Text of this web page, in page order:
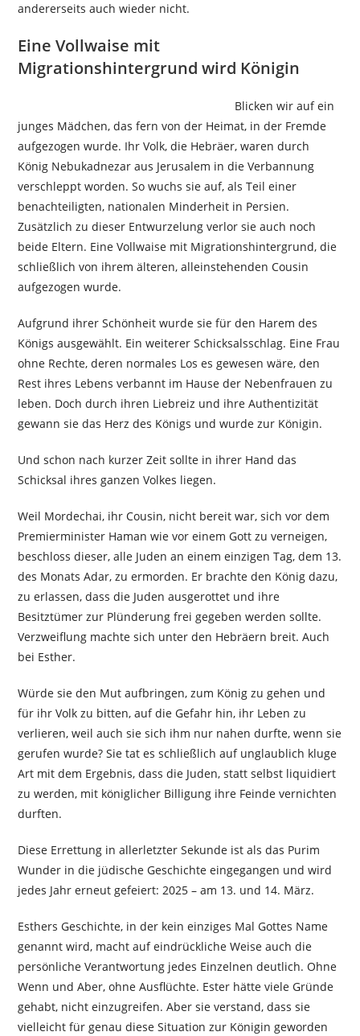
andererseits auch wieder nicht.
Eine Vollwaise mit
Migrationshintergrund wird Königin
Blicken wir auf ein
junges Mädchen, das fern von der Heimat, in der Fremde
aufgezogen wurde. Ihr Volk, die Hebräer, waren durch
König Nebukadnezar aus Jerusalem in die Verbannung
verschleppt worden. So wuchs sie auf, als Teil einer
benachteiligten, nationalen Minderheit in Persien.
Zusätzlich zu dieser Entwurzelung verlor sie auch noch
beide Eltern. Eine Vollwaise mit Migrationshintergrund, die
schließlich von ihrem älteren, alleinstehenden Cousin
aufgezogen wurde.
Aufgrund ihrer Schönheit wurde sie für den Harem des
Königs ausgewählt. Ein weiterer Schicksalsschlag. Eine Frau
ohne Rechte, deren normales Los es gewesen wäre, den
Rest ihres Lebens verbannt im Hause der Nebenfrauen zu
leben. Doch durch ihren Liebreiz und ihre Authentizität
gewann sie das Herz des Königs und wurde zur Königin.
Und schon nach kurzer Zeit sollte in ihrer Hand das
Schicksal ihres ganzen Volkes liegen.
Weil Mordechai, ihr Cousin, nicht bereit war, sich vor dem
Premierminister Haman wie vor einem Gott zu verneigen,
beschloss dieser, alle Juden an einem einzigen Tag, dem 13.
des Monats Adar, zu ermorden. Er brachte den König dazu,
zu erlassen, dass die Juden ausgerottet und ihre
Besitztümer zur Plünderung frei gegeben werden sollte.
Verzweiflung machte sich unter den Hebräern breit. Auch
bei Esther.
Würde sie den Mut aufbringen, zum König zu gehen und
für ihr Volk zu bitten, auf die Gefahr hin, ihr Leben zu
verlieren, weil auch sie sich ihm nur nahen durfte, wenn sie
gerufen wurde? Sie tat es schließlich auf unglaublich kluge
Art mit dem Ergebnis, dass die Juden, statt selbst liquidiert
zu werden, mit königlicher Billigung ihre Feinde vernichten
durften.
Diese Errettung in allerletzter Sekunde ist als das Purim
Wunder in die jüdische Geschichte eingegangen und wird
jedes Jahr erneut gefeiert: 2025 – am 13. und 14. März.
Esthers Geschichte, in der kein einziges Mal Gottes Name
genannt wird, macht auf eindrückliche Weise auch die
persönliche Verantwortung jedes Einzelnen deutlich. Ohne
Wenn und Aber, ohne Ausflüchte. Ester hätte viele Gründe
gehabt, nicht einzugreifen. Aber sie verstand, dass sie
vielleicht für genau diese Situation zur Königin geworden